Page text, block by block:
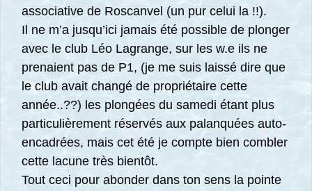
associative de Roscanvel (un pur celui la !!).
Il ne m’a jusqu’ici jamais été possible de plonger
avec le club Léo Lagrange, sur les w.e ils ne
prenaient pas de P1, (je me suis laissé dire que
le club avait changé de propriétaire cette
année..??) les plongées du samedi étant plus
particulièrement réservés aux palanquées auto-
encadrées, mais cet été je compte bien combler
cette lacune très bientôt.
Tout ceci pour abonder dans ton sens la pointe